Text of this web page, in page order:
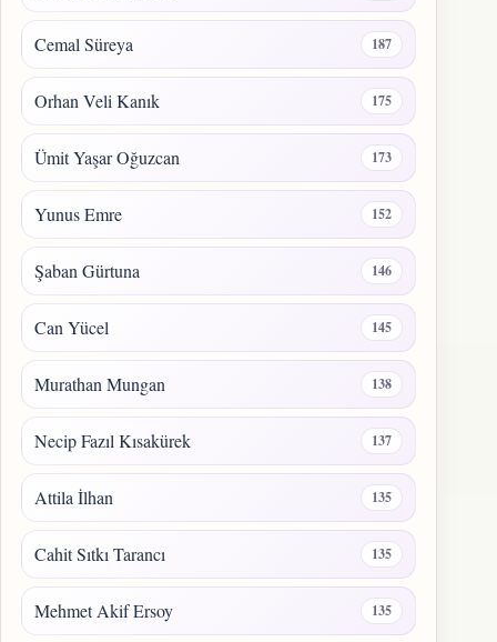
Cemal Süreya 187
Orhan Veli Kanık 175
Ümit Yaşar Oğuzcan 173
Yunus Emre 152
Şaban Gürtuna 146
Can Yücel 145
Murathan Mungan 138
Necip Fazıl Kısakürek 137
Attila İlhan 135
Cahit Sıtkı Tarancı 135
Mehmet Akif Ersoy 135